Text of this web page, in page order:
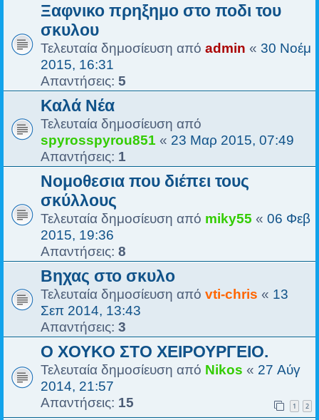
Ξαφνικο πρηξημο στο ποδι του
σκυλου
Τελευταία δημοσίευση από admin « 30 Νοέμ
2015, 16:31
Απαντήσεις: 5
Καλά Νέα
Τελευταία δημοσίευση από
spyrosspyrou851 « 23 Μαρ 2015, 07:49
Απαντήσεις: 1
Νομοθεσια που διέπει τους
σκύλλους
Τελευταία δημοσίευση από miky55 « 06 Φεβ
2015, 19:36
Απαντήσεις: 8
Βηχας στο σκυλο
Τελευταία δημοσίευση από vti-chris « 13
Σεπ 2014, 13:43
Απαντήσεις: 3
Ο ΧΟΥΚΟ ΣΤΟ ΧΕΙΡΟΥΡΓΕΙΟ.
Τελευταία δημοσίευση από Nikos « 27 Αύγ
2014, 21:57
Απαντήσεις: 15 1 2